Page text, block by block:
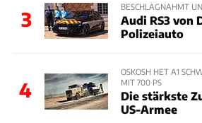
3
BESCHLAGNAHMT
Audi RS3 von
Polizeiauto
4
OSKOSH HET A1
MIT 700 PS
Die stärkste
US-Armee